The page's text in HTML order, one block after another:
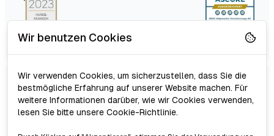
Wir benutzen Cookies
Wir verwenden Cookies, um sicherzustellen, dass Sie die
bestmögliche Erfahrung auf unserer Website machen. Für
weitere Informationen darüber, wie wir Cookies verwenden,
lesen Sie bitte unsere Cookie-Richtlinie.
Online Vergleich
Schutz für Hund,
Katze & Pferd